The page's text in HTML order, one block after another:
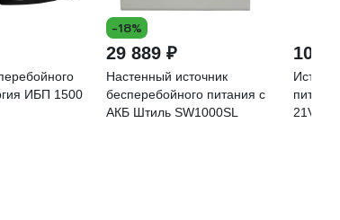
ИБП 1500
-18%
29 889 ₽
Настенный источник
бесперебойного питания с
АКБ Штиль SW1000SL
10
21V-